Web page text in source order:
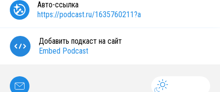
Авто-ссылка
https://podcast.ru/1635760211?a
Добавить подкаст на сайт
Embed Podcast